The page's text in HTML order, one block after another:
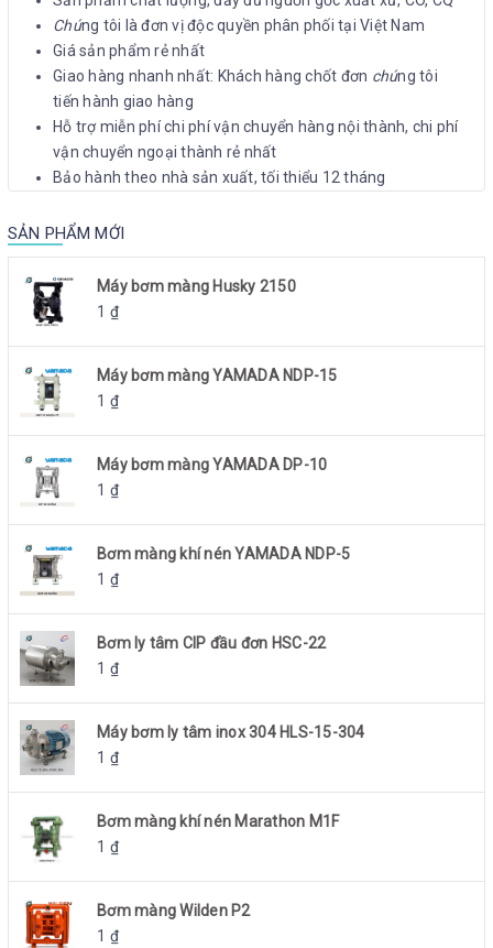
Chúng tôi là đơn vị độc quyền phân phối tại Việt Nam
Giá sản phẩm rẻ nhất
Giao hàng nhanh nhất: Khách hàng chốt đơn chúng tôi
tiến hành giao hàng
Hỗ trợ miễn phí chi phí vận chuyển hàng nội thành, chi phí
vận chuyển ngoại thành rẻ nhất
Bảo hành theo nhà sản xuất, tối thiểu 12 tháng
SẢN PHẨM MỚI
Máy bơm màng Husky 2150
1 ₫
Máy bơm màng YAMADA NDP-15
1 ₫
Máy bơm màng YAMADA DP-10
1 ₫
Bơm màng khí nén YAMADA NDP-5
1 ₫
Bơm ly tâm CIP đầu đơn HSC-22
1 ₫
Máy bơm ly tâm inox 304 HLS-15-304
1 ₫
Bơm màng khí nén Marathon M1F
1 ₫
Bơm màng Wilden P2
1 ₫